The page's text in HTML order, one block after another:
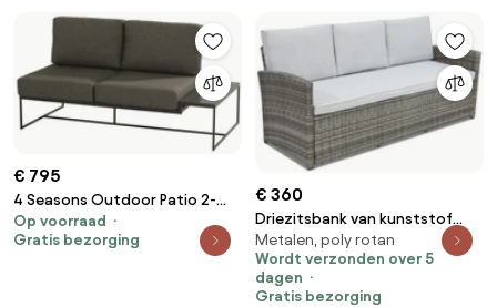
€ 795
4 Seasons Outdoor Patio 2-
zitter Links Tuinbank antraciet
weerbestendig
Op voorraad
Gratis bezorging
€ 360
Driezitsbank van kunststof
rotan Monaco Garden Point
grijs
Metalen, poly rotan
Wordt verzonden over 5
dagen
Gratis bezorging